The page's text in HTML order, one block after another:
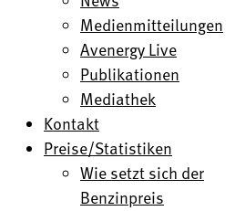
Medienmitteilungen
Avenergy Live
Publikationen
Mediathek
Kontakt
Preise/Statistiken
Wie setzt sich der
Benzinpreis